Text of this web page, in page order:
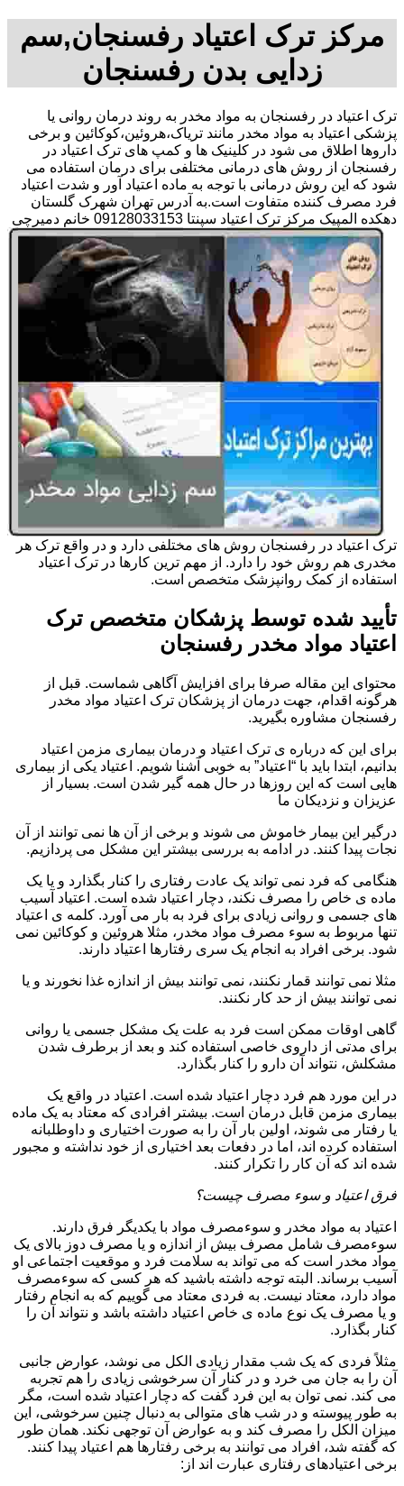
مرکز ترک اعتیاد رفسنجان,سم
زدایی بدن رفسنجان
ترک اعتیاد در رفسنجان به مواد مخدر به روند درمان روانی یا
پزشکی اعتیاد به مواد مخدر مانند تریاک،هروئین،کوکائین و برخی
داروها اطلاق می شود در کلینیک ها و کمپ های ترک اعتیاد در
رفسنجان از روش های درمانی مختلفی برای درمان استفاده می
شود که این روش درمانی با توجه به ماده اعتیاد آور و شدت اعتیاد
فرد مصرف کننده متفاوت است.به آدرس تهران شهرک گلستان
دهکده المپیک مرکز ترک اعتیاد سپنتا 09128033153 خانم دمیرچی
ترک اعتیاد در رفسنجان روش های مختلفی دارد و در واقع ترک هر
مخدری هم روش خود را دارد. از مهم ترین کارها در ترک اعتیاد
استفاده از کمک روانپزشک متخصص است.
تأیید شده توسط پزشکان متخصص ترک
اعتیاد مواد مخدر رفسنجان
محتوای این مقاله صرفا برای افزایش آگاهی شماست. قبل از
هرگونه اقدام، جهت درمان از پزشکان ترک اعتیاد مواد مخدر
رفسنجان مشاوره بگیرید.
برای این که درباره ی ترک اعتیاد و درمان بیماری مزمن اعتیاد
بدانیم، ابتدا باید با “اعتیاد” به خوبی آشنا شویم. اعتیاد یکی از بیماری
هایی است که این روزها در حال همه گیر شدن است. بسیار از
عزیزان و نزدیکان ما
درگیر این بیمار خاموش می شوند و برخی از آن ها نمی توانند از آن
نجات پیدا کنند. در ادامه به بررسی بیشتر این مشکل می پردازیم.
هنگامی که فرد نمی تواند یک عادت رفتاری را کنار بگذارد و یا یک
ماده ی خاص را مصرف نکند، دچار اعتیاد شده است. اعتیاد آسیب
های جسمی و روانی زیادی برای فرد به بار می آورد. کلمه ی اعتیاد
تنها مربوط به سوء مصرف مواد مخدر، مثلا هروئین و کوکائین نمی
شود. برخی افراد به انجام یک سری رفتارها اعتیاد دارند.
مثلا نمی توانند قمار نکنند، نمی توانند بیش از اندازه غذا نخورند و یا
نمی توانند بیش از حد کار نکنند.
گاهی اوقات ممکن است فرد به علت یک مشکل جسمی یا روانی
برای مدتی از داروی خاصی استفاده کند و بعد از برطرف شدن
مشکلش، نتواند آن دارو را کنار بگذارد.
در این مورد هم فرد دچار اعتیاد شده است. اعتیاد در واقع یک
بیماری مزمن قابل درمان است. بیشتر افرادی که معتاد به یک ماده
یا رفتار می شوند، اولین بار آن را به صورت اختیاری و داوطلبانه
استفاده کرده اند، اما در دفعات بعد اختیاری از خود نداشته و مجبور
شده اند که آن کار را تکرار کنند.
فرق اعتیاد و سوء مصرف چیست؟
اعتیاد به مواد مخدر و سوءمصرف مواد با یکدیگر فرق دارند.
سوءمصرف شامل مصرف بیش از اندازه و یا مصرف دوز بالای یک
مواد مخدر است که می تواند به سلامت فرد و موقعیت اجتماعی او
آسیب برساند. البته توجه داشته باشید که هر کسی که سوءمصرف
مواد دارد، معتاد نیست. به فردی معتاد می گوییم که به انجام رفتار
و یا مصرف یک نوع ماده ی خاص اعتیاد داشته باشد و نتواند آن را
کنار بگذارد.
مثلاً فردی که یک شب مقدار زیادی الکل می نوشد، عوارض جانبی
آن را به جان می خرد و در کنار آن سرخوشی زیادی را هم تجربه
می کند. نمی توان به این فرد گفت که دچار اعتیاد شده است، مگر
به طور پیوسته و در شب های متوالی به دنبال چنین سرخوشی، این
میزان الکل را مصرف کند و به عوارض آن توجهی نکند. همان طور
که گفته شد، افراد می توانند به برخی رفتارها هم اعتیاد پیدا کنند.
برخی اعتیادهای رفتاری عبارت اند از: